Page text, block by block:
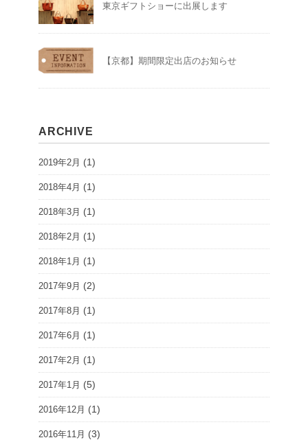
東京ギフトショーに出展します
【京都】期間限定出店のお知らせ
ARCHIVE
2019年2月 (1)
2018年4月 (1)
2018年3月 (1)
2018年2月 (1)
2018年1月 (1)
2017年9月 (2)
2017年8月 (1)
2017年6月 (1)
2017年2月 (1)
2017年1月 (5)
2016年12月 (1)
2016年11月 (3)